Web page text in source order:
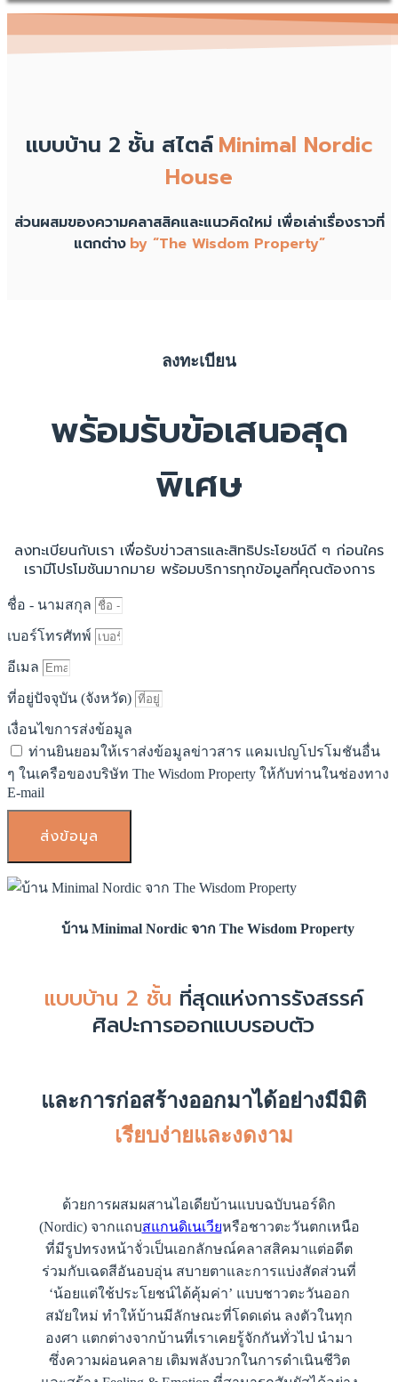
แบบบ้าน 2 ชั้น สไตล์Minimal Nordic
House
ส่วนผสมของความคลาสสิคและแนวคิดใหม่ เพื่อเล่าเรื่องราวที่
แตกต่าง by “The Wisdom Property”
ลงทะเบียน
พร้อมรับข้อเสนอสุด
พิเศษ
ลงทะเบียนกับเรา เพื่อรับข่าวสารและสิทธิประโยชน์ดี ๆ ก่อนใคร
เรามีโปรโมชันมากมาย พร้อมบริการทุกข้อมูลที่คุณต้องการ
ชื่อ - นามสกุล
เบอร์โทรศัทพ์
อีเมล
ที่อยู่ปัจจุบัน (จังหวัด)
เงื่อนไขการส่งข้อมูล
ท่านยินยอมให้เราส่งข้อมูลข่าวสาร แคมเปญโปรโมชันอื่น
ๆ ในเครือของบริษัท The Wisdom Property ให้กับท่านในช่องทาง
E-mail
ส่งข้อมูล
บ้าน Minimal Nordic จาก The Wisdom Property
แบบบ้าน 2 ชั้น ที่สุดแห่งการรังสรรค์
ศิลปะการออกแบบรอบตัว
และการก่อสร้างออกมาได้อย่างมีมิติ
เรียบง่ายและงดงาม
ด้วยการผสมผสานไอเดียบ้านแบบฉบับนอร์ดิก
(Nordic) จากแถบสแกนดิเนเวียหรือชาวตะวันตกเหนือ
ที่มีรูปทรงหน้าจั่วเป็นเอกลักษณ์คลาสสิคมาแต่อดีต
ร่วมกับเฉดสีอันอบอุ่น สบายตาและการแบ่งสัดส่วนที่
‘น้อยแต่ใช้ประโยชน์ได้คุ้มค่า’ แบบชาวตะวันออก
สมัยใหม่ ทำให้บ้านมีลักษณะที่โดดเด่น ลงตัวในทุก
องศา แตกต่างจากบ้านที่เราเคยรู้จักกันทั่วไป นำมา
ซึ่งความผ่อนคลาย เติมพลังบวกในการดำเนินชีวิต